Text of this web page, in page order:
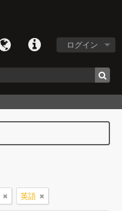
ログイン
英語